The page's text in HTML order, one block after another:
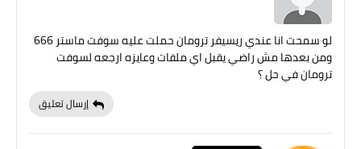
لو سمحت انا عندي ريسيفر ترومان حملت عليه سوفت ماستر 666
ومن بعدها مش راضي يقبل اي ملفات وعايزه ارجعه لسوفت
ترومان في حل ؟
إرسال تعليق